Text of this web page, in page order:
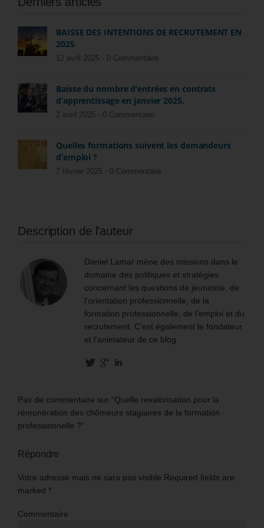
BAISSE DES INTENTIONS DE RECRUTEMENT EN
2025
12 avril 2025 - 0 Commentaire
Baisse du nombre d’entrées en contrats
d’apprentissage en janvier 2025.
2 avril 2025 - 0 Commentaire
Quelles formations suivent les demandeurs
d’emploi ?
7 février 2025 - 0 Commentaire
Description de l'auteur
Daniel Lamar mène des missions dans le
domaine des politiques et stratégies
concernant les questions de jeunesse, de
l’orientation professionnelle, de la
formation professionnelle, de l’emploi et du
recrutement. C'est également le fondateur
et l'animateur de ce blog.
Pas de commentaire sur “Quelle revalorisation pour la
rémunération des chômeurs stagiaires de la formation
professionnelle ?”
Répondre
Votre adresse mais ne sara pas visible Required fields are
marked *
Commentaire